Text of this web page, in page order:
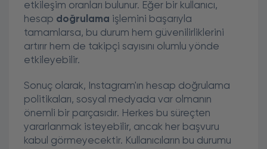
etkileşim oranları bulunur. Eğer bir kullanıcı,
hesap doğrulama işlemini başarıyla
tamamlarsa, bu durum hem güvenilirliklerini
artırır hem de takipçi sayısını olumlu yönde
etkileyebilir.
Sonuç olarak, Instagram'ın hesap doğrulama
politikaları, sosyal medyada var olmanın
önemli bir parçasıdır. Herkes bu süreçten
yararlanmak isteyebilir, ancak her başvuru
kabul görmeyecektir. Kullanıcıların bu durumu